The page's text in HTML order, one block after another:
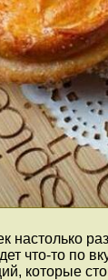
настолько
что-то по
которые